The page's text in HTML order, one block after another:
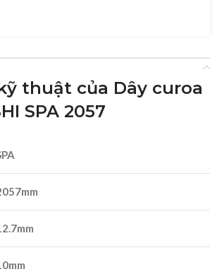
thuật của Dây curoa
SPA 2057